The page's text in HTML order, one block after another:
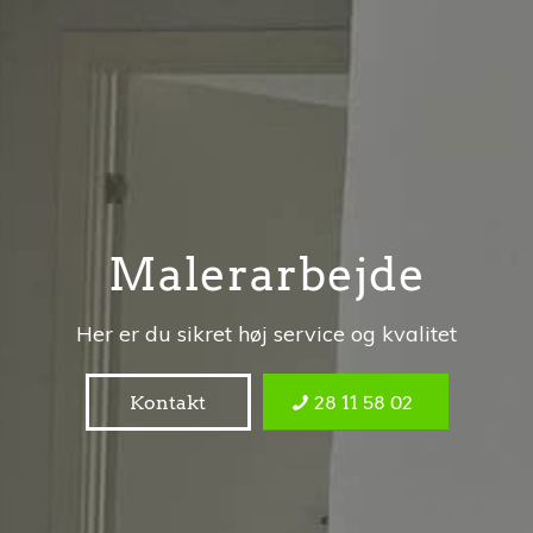
Malerarbejde
Her er du sikret høj service og kvalitet
Kontakt 28 11 58 02